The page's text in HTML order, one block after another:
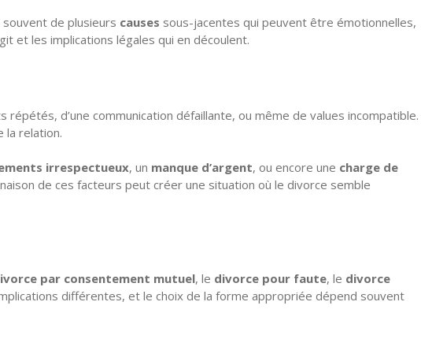
souvent de plusieurs causes sous-jacentes qui peuvent être émotionnelles,
et les implications légales qui en découlent.
d’une communication défaillante, ou même de values incompatible.
la relation.
irrespectueux, un manque d’argent, ou encore une charge de
de ces facteurs peut créer une situation où le divorce semble
par consentement mutuel, le divorce pour faute, le divorce
différentes, et le choix de la forme appropriée dépend souvent